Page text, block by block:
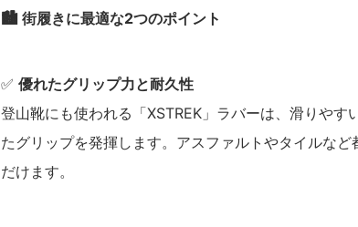
🏙 街履きに最適な2つのポイント
✅ 優れたグリップ力と耐久性
登山靴にも使われる「XSTREK」ラバーは、滑りやす
たグリップを発揮します。アスファルトやタイルな
だけます。